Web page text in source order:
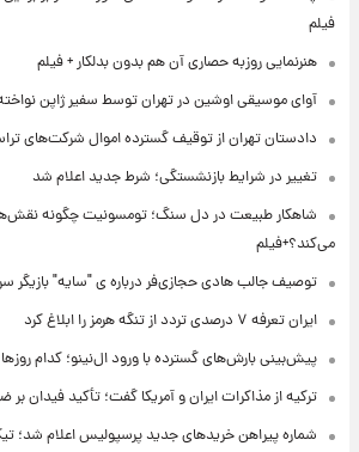
فیلم
هنرنمایی روزبه حصاری آن هم بدون بدلکار + فیلم
آوای موسیقی اوشین در تهران توسط سفیر ژاپن
دادستان تهران از توقیف گسترده اموال شرکت‌های
تغییر در شرایط بازنشستگی؛ شرط جدید اعلام شد
شاهکار طبیعت در دل سنگ؛ تومسونیت چگونه
می‌کند؟+فیلم
توصیف جالب هادی حجازی‌فر درباره ی "سایه" بازیگر
ایران تعرفه ۷ درصدی تردد از تنگه هرمز را ابلاغ کرد
پیش‌بینی بارش‌های گسترده با ورود ال‌نینو؛ کدام
ترکیه از مذاکرات ایران و آمریکا گفت؛ تأکید فیدان بر
شماره پیراهن خریدهای جدید پرسپولیس اعلام شد؛